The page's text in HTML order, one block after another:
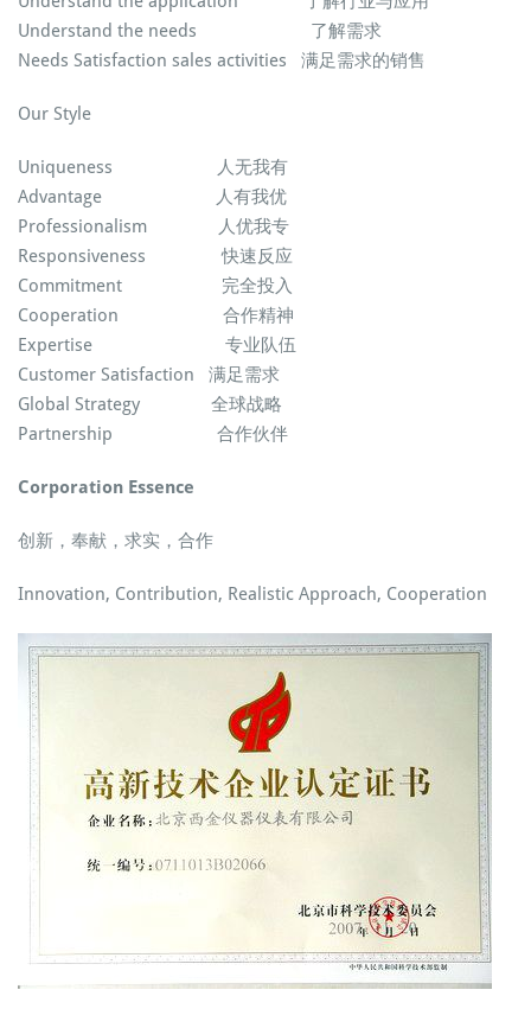
Understand the needs 了解需求
Needs Satisfaction sales activities 满足需求的销售
Our Style
Uniqueness 人无我有
Advantage 人有我优
Professionalism 人优我专
Responsiveness 快速反应
Commitment 完全投入
Cooperation 合作精神
Expertise 专业队伍
Customer Satisfaction 满足需求
Global Strategy 全球战略
Partnership 合作伙伴
Corporation Essence
创新，奉献，求实，合作
Innovation, Contribution, Realistic Approach, Cooperation